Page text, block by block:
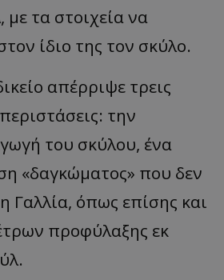
με τα στοιχεία να
ίδιο της τον σκύλο.
απέρριψε τρεις
την
του σκύλου, ένα
«δαγκώματος» που δεν
Γαλλία, όπως επίσης και
προφύλαξης εκ